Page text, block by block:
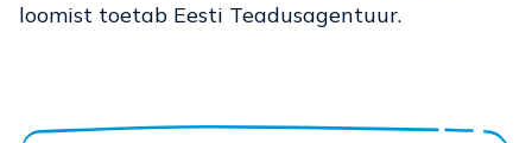
loomist toetab Eesti Teadusagentuur.